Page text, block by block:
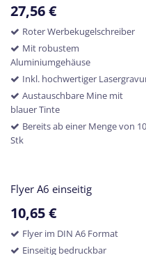
27,56€
Roter Werbekugelschreiber
Mit robustem
Aluminiumgehäuse
Inkl. hochwertiger
Austauschbare Mine mit
blauer Tinte
Bereits ab einer Menge von 10
Stk
Flyer A6 einseitig
10,65€
Flyer im DIN A6 Format
Einseitig bedruckbar